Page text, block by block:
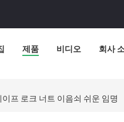
제품 비디오 회사
프 로크 너트 이음쇠 쉬운 임명